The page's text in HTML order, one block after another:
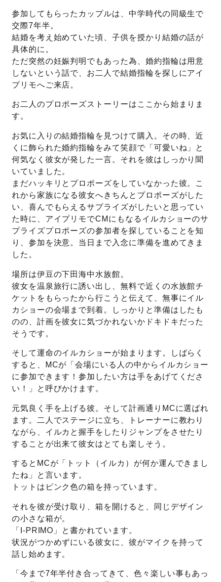
参加してもらったカップルは、中学時代の同級生で
交際7年半。
結婚を考え始めていた頃、子供を授かり結婚の話が
具体的に。
ただ突然の妊娠判明でもあった為、婚約指輪は用意
しないという話で、お二人で結婚指輪を探しにアイ
プリモへご来店。
お二人のプロポーズストーリーはここから始まりま
す。
お気に入りの結婚指輪を見つけて購入。その時、近
くに飾られた婚約指輪をみて笑顔で「可愛いね」と
何気なく彼女が発した一言。それを彼はしっかり聞
いていました。
まだハッキリとプロポーズをしていなかった彼。こ
れから家族になる彼女へきちんとプロポーズがした
い、喜んでもらえるサプライズがしたいと思ってい
た時に、アイプリモでCMにもなるイルカショーのサ
プライズプロポーズの参加者を探していることを知
り、参加を決意。当日まで入念に準備を進めてきま
した。
場所は伊豆の下田海中水族館。
彼女を温泉旅行に誘い出し、無料で近くの水族館チ
ケットをもらったから行こうと伝えて、無事にイル
カショーの会場まで到着。しっかりと準備はしたも
のの、計画を彼女に気づかれないかドキドキだった
そうです。
そして運命のイルカショーが始まります。しばらく
すると、MCが「会場にいる人の中からイルカショー
に参加できます！参加したい方は手をあげてくださ
い！」と呼びかけます。
元気良く手を上げる彼。そして計画通りMCに選ばれ
ます。二人でステージに立ち、トレーナーに教わり
ながら、イルカと握手をしたりジャンプをさせたり
することが出来て彼女はとても楽しそう。
するとMCが「トット（イルカ）が何か運んできまし
たね」と言います。
トットはピンク色の箱を持っています。
それを彼が受け取り、箱を開けると、同じデザイン
の小さな箱が。
「I-PRIMO」と書かれています。
状況がつかめずにいる彼女に、彼がマイクを持って
話し始めます。
「今まで7年半付き合ってきて、色々楽しい事もあっ
おすすめの婚約指輪
パーフェクトプロポーズリング
プロポーズシチュエーション診断
プロポーズプラン検索
婚約指輪選び方ガイド
ダイヤモンドの品質とは？
プレゼント
場所
言葉
エピソード
ニュース
婚約指輪のご購入と
プロポーズのご相談
I-PRIMO公式オンラインショップ
Follow us on